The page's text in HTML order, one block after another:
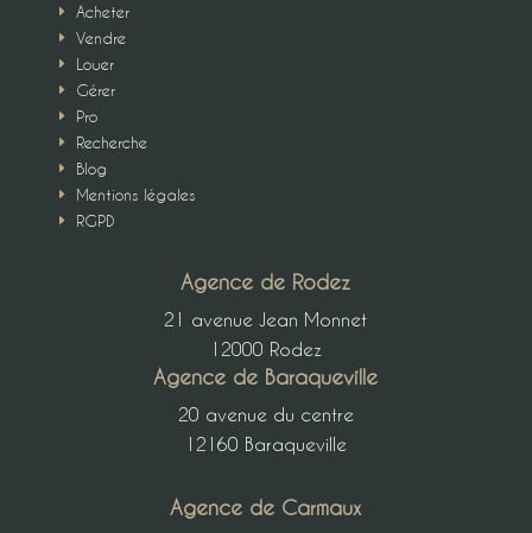
E Acheter
E Vendre
E Louer
E Gérer
E Pro
E Recherche
E Blog
E Mentions légales
E RGPD
Agence de Rodez
21 avenue Jean Monnet
12000 Rodez
Agence de Baraqueville
20 avenue du centre
12160 Baraqueville
Agence de Carmaux